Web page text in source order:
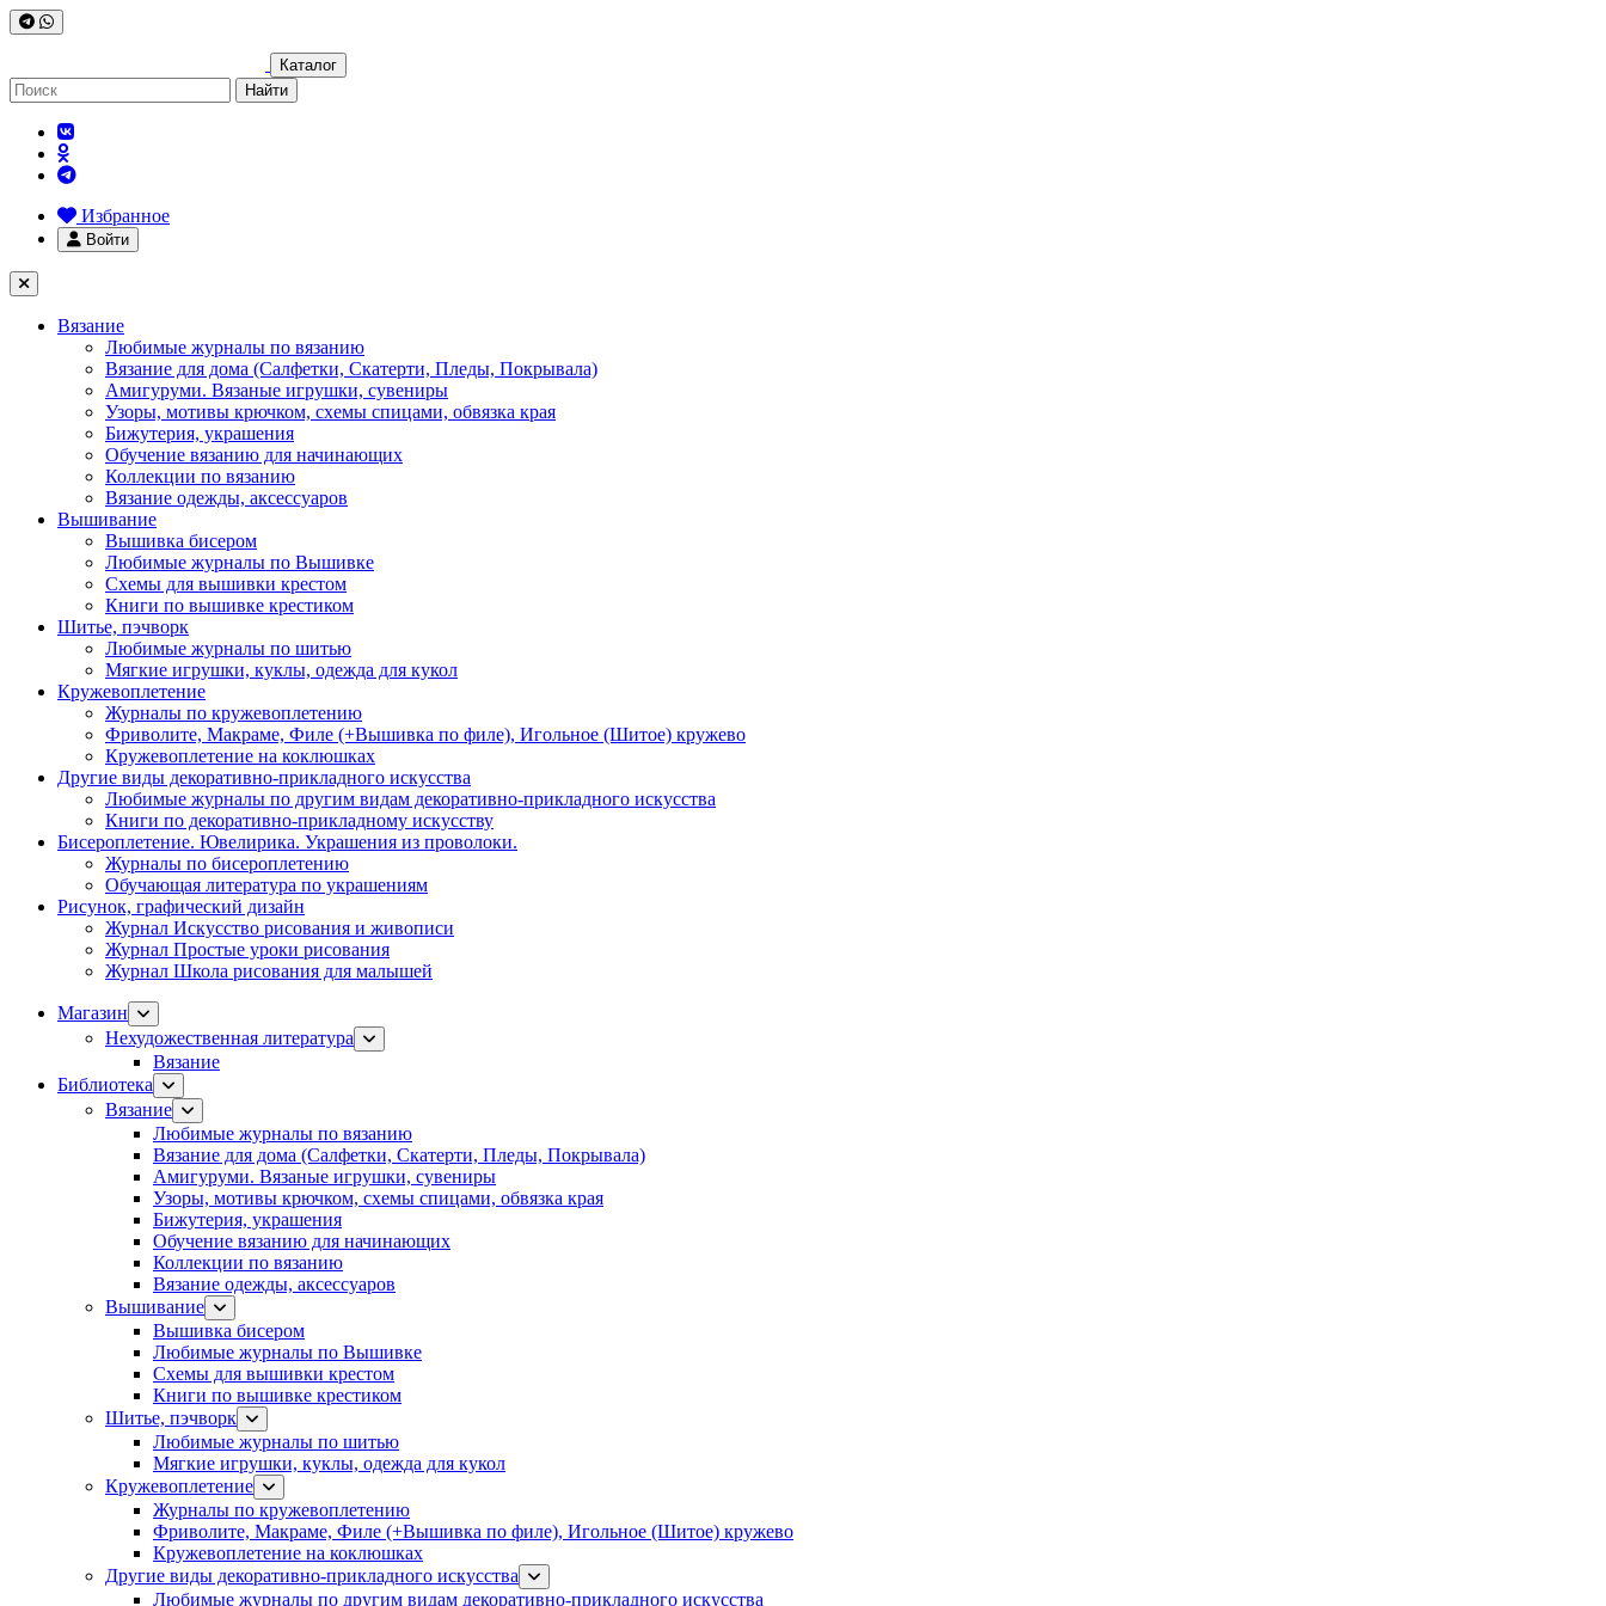
Каталог
Найти
Избранное
Войти
Вязание
Любимые журналы по вязанию
Вязание для дома (Салфетки, Скатерти, Пледы, Покрывала)
Амигуруми. Вязаные игрушки, сувениры
Узоры, мотивы крючком, схемы спицами, обвязка края
Бижутерия, украшения
Обучение вязанию для начинающих
Коллекции по вязанию
Вязание одежды, аксессуаров
Вышивание
Вышивка бисером
Любимые журналы по Вышивке
Схемы для вышивки крестом
Книги по вышивке крестиком
Шитье, пэчворк
Любимые журналы по шитью
Мягкие игрушки, куклы, одежда для кукол
Кружевоплетение
Журналы по кружевоплетению
Фриволите, Макраме, Филе (+Вышивка по филе), Игольное (Шитое) кружево
Кружевоплетение на коклюшках
Другие виды декоративно-прикладного искусства
Любимые журналы по другим видам декоративно-прикладного искусства
Книги по декоративно-прикладному искусству
Бисероплетение. Ювелирика. Украшения из проволоки.
Журналы по бисероплетению
Обучающая литература по украшениям
Рисунок, графический дизайн
Журнал Искусство рисования и живописи
Журнал Простые уроки рисования
Журнал Школа рисования для малышей
Магазин
Нехудожественная литература
Вязание
Библиотека
Вязание
Любимые журналы по вязанию
Вязание для дома (Салфетки, Скатерти, Пледы, Покрывала)
Амигуруми. Вязаные игрушки, сувениры
Узоры, мотивы крючком, схемы спицами, обвязка края
Бижутерия, украшения
Обучение вязанию для начинающих
Коллекции по вязанию
Вязание одежды, аксессуаров
Вышивание
Вышивка бисером
Любимые журналы по Вышивке
Схемы для вышивки крестом
Книги по вышивке крестиком
Шитье, пэчворк
Любимые журналы по шитью
Мягкие игрушки, куклы, одежда для кукол
Кружевоплетение
Журналы по кружевоплетению
Фриволите, Макраме, Филе (+Вышивка по филе), Игольное (Шитое) кружево
Кружевоплетение на коклюшках
Другие виды декоративно-прикладного искусства
Любимые журналы по другим видам декоративно-прикладного искусства